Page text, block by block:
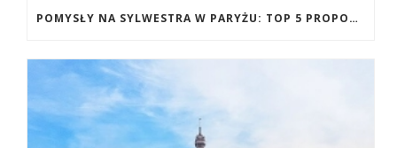
POMYSŁY NA SYLWESTRA W PARYŻU: TOP 5 PROPOZYCJI